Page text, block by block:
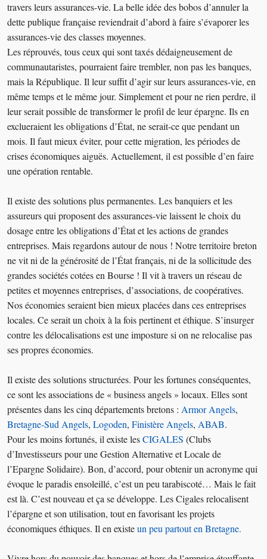
travers leurs assurances-vie. La belle idée des bobos d’annuler la
dette publique française reviendrait d’abord à faire s’évaporer les
assurances-vie des classes moyennes.
Les réprouvés, tous ceux qui sont taxés dédaigneusement de
communautaristes, pourraient faire trembler, non pas les banques,
mais la République. Il leur suffit d’agir sur leurs assurances-vie, en
même temps et le même jour. Simplement et pour ne rien perdre, il
leur serait possible de transformer le profil de leur épargne. Ils en
exclueraient les obligations d’État, ne serait-ce que pendant un
mois. Il faut mieux éviter, pour cette migration, les périodes de
crises économiques aiguës. Actuellement, il est possible d’en faire
une opération rentable.
Il existe des solutions plus permanentes. Les banquiers et les
assureurs qui proposent des assurances-vie laissent le choix du
dosage entre les obligations d’État et les actions de grandes
entreprises. Mais regardons autour de nous ! Notre territoire breton
ne vit ni de la générosité de l’État français, ni de la sollicitude des
grandes sociétés cotées en Bourse ! Il vit à travers un réseau de
petites et moyennes entreprises, d’associations, de coopératives.
Nos économies seraient bien mieux placées dans ces entreprises
locales. Ce serait un choix à la fois pertinent et éthique. S’insurger
contre les délocalisations est une imposture si on ne relocalise pas
ses propres économies.
Il existe des solutions structurées. Pour les fortunes conséquentes,
ce sont les associations de « business angels » locaux. Elles sont
présentes dans les cinq départements bretons : Armor Angels,
Bretagne-Sud Angels, Logoden, Finistère Angels, ABAB.
Pour les moins fortunés, il existe lesCIGALES (Clubs
d’Investisseurs pour une Gestion Alternative et Locale de
l’Epargne Solidaire). Bon, d’accord, pour obtenir un acronyme qui
évoque le paradis ensoleillé, c’est un peu tarabiscoté… Mais le fait
est là. C’est nouveau et ça se développe. Les Cigales relocalisent
l’épargne et son utilisation, tout en favorisant les projets
économiques éthiques. Il en existeun peu partout en Bretagne.